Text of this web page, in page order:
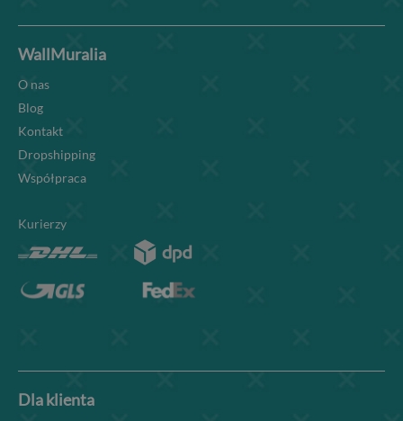
WallMuralia
O nas
Blog
Kontakt
Dropshipping
Współpraca
Kurierzy
Dla klienta